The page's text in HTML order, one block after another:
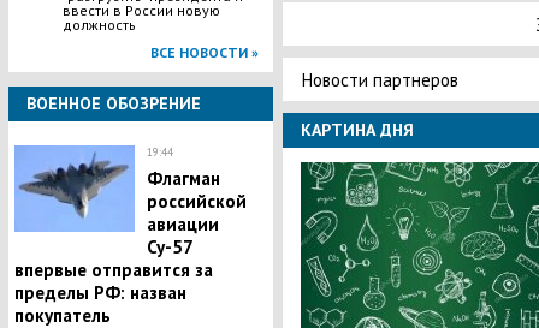
ввести в России новую
должность
ВСЕ НОВОСТИ »
ВОЕННОЕ ОБОЗРЕНИЕ
19:44
Флагман
российской
авиации
Су-57
впервые отправится за
пределы РФ: назван
покупатель
Новости партнеров
КАРТИНА ДНЯ